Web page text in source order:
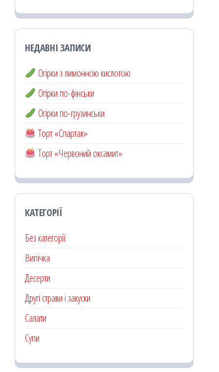
НЕДАВНІ ЗАПИСИ
Огірки з лимонною кислотою
Огірки по-фінськи
Огірки по-грузинськи
Торт «Спартак»
Торт «Червоний оксамит»
КАТЕГОРІЇ
Без категорії
Випічка
Десерти
Другі страви і закуски
Салати
Супи